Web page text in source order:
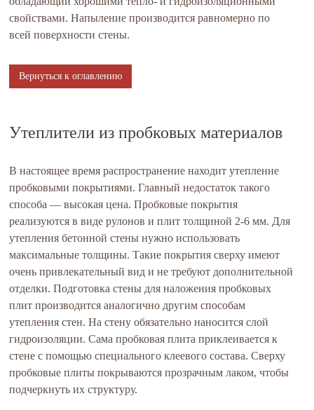
свойствами. Напыление производится равномерно по
всей поверхности стены.
Вернуться к оглавлению
Утеплители из пробковых материалов
В настоящее время распространение находит утепление
пробковыми покрытиями. Главный недостаток такого
способа — высокая цена. Пробковые покрытия
реализуются в виде рулонов и плит толщиной 2-6 мм. Для
утепления бетонной стены нужно использовать
максимальные толщины. Такие покрытия сверху имеют
очень привлекательный вид и не требуют дополнительной
отделки. Подготовка стены для наложения пробковых
плит производится аналогично другим способам
утепления стен. На стену обязательно наносится слой
гидроизоляции. Сама пробковая плита приклеивается к
стене с помощью специального клеевого состава. Сверху
пробковые плиты покрываются прозрачным лаком, чтобы
подчеркнуть их структуру.